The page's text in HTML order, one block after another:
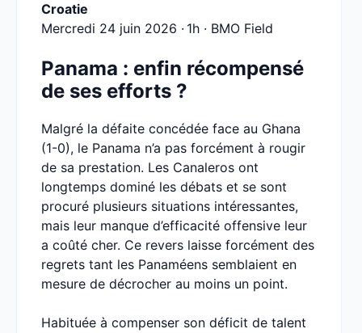
Croatie
Mercredi 24 juin 2026 · 1h · BMO Field
Panama : enfin récompensé
de ses efforts ?
Malgré la défaite concédée face au Ghana
(1-0), le Panama n’a pas forcément à rougir
de sa prestation. Les Canaleros ont
longtemps dominé les débats et se sont
procuré plusieurs situations intéressantes,
mais leur manque d’efficacité offensive leur
a coûté cher. Ce revers laisse forcément des
regrets tant les Panaméens semblaient en
mesure de décrocher au moins un point.
Habituée à compenser son déficit de talent